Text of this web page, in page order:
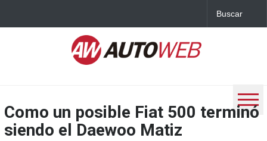
Como un posible Fiat 500 terminó
siendo el Daewoo Matiz